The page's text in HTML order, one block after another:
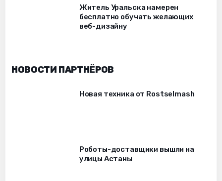
Житель Уральска намерен
бесплатно обучать желающих
веб-дизайну
НОВОСТИ ПАРТНЁРОВ
Новая техника от Rostselmash
Роботы-доставщики вышли на
улицы Астаны